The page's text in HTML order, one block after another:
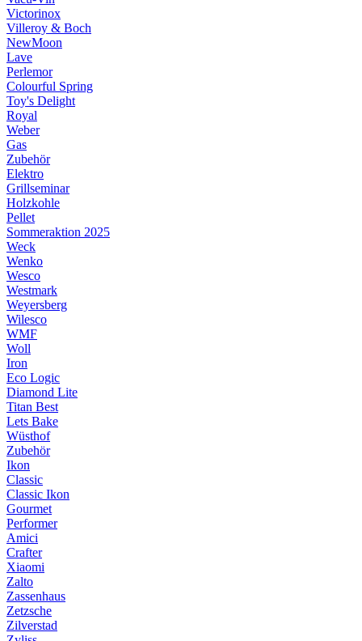
Victorinox
Villeroy & Boch
NewMoon
Lave
Perlemor
Colourful Spring
Toy's Delight
Royal
Weber
Gas
Zubehör
Elektro
Grillseminar
Holzkohle
Pellet
Sommeraktion 2025
Weck
Wenko
Wesco
Westmark
Weyersberg
Wilesco
WMF
Woll
Iron
Eco Logic
Diamond Lite
Titan Best
Lets Bake
Wüsthof
Zubehör
Ikon
Classic
Classic Ikon
Gourmet
Performer
Amici
Crafter
Xiaomi
Zalto
Zassenhaus
Zetzsche
Zilverstad